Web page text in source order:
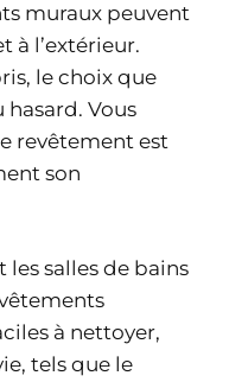
muraux peuvent
à l’extérieur.
le choix que
hasard. Vous
revêtement est
son
les salles de bains
à nettoyer,
tels que le